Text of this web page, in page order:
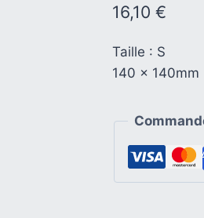
16,10 €
Taille : S
140 x 140mm